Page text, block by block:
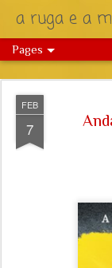
a ruga e a
Pages
FEB
7